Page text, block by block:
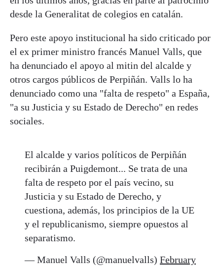
desde la Generalitat de colegios en catalán.
Pero este apoyo institucional ha sido criticado por
el ex primer ministro francés Manuel Valls, que
ha denunciado el apoyo al mitin del alcalde y
otros cargos públicos de Perpiñán. Valls lo ha
denunciado como una "falta de respeto" a España,
"a su Justicia y su Estado de Derecho" en redes
sociales.
El alcalde y varios políticos de Perpiñán
recibirán a Puigdemont... Se trata de una
falta de respeto por el país vecino, su
Justicia y su Estado de Derecho, y
cuestiona, además, los principios de la UE
y el republicanismo, siempre opuestos al
separatismo.
— Manuel Valls (@manuelvalls) February